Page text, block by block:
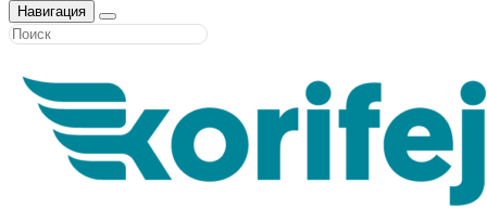
Навигация